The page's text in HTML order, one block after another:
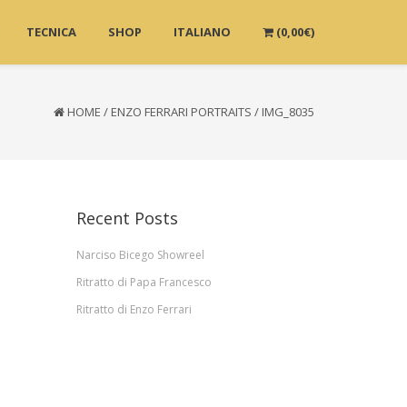
TECNICA SHOP ITALIANO (0,00€)
HOME / ENZO FERRARI PORTRAITS / IMG_8035
Recent Posts
Narciso Bicego Showreel
Ritratto di Papa Francesco
Ritratto di Enzo Ferrari